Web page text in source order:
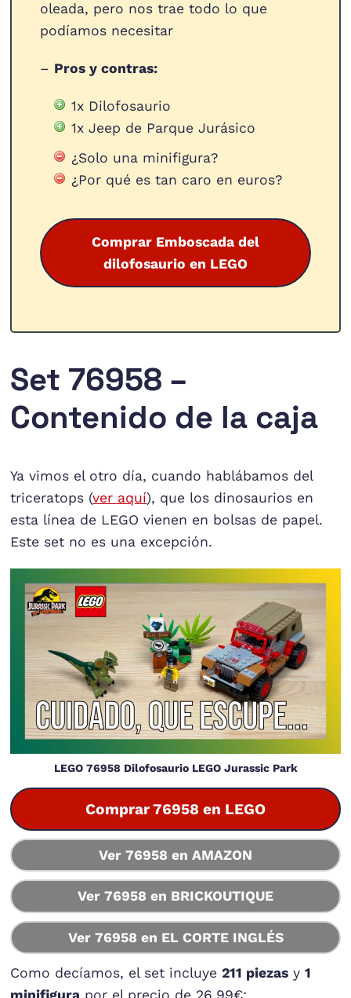
oleada, pero nos trae todo lo que
podíamos necesitar
– Pros y contras:
1x Dilofosaurio
1x Jeep de Parque Jurásico
¿Solo una minifigura?
¿Por qué es tan caro en euros?
Comprar Emboscada del
dilofosaurio en LEGO
Set 76958 –
Contenido de la caja
Ya vimos el otro día, cuando hablábamos del
triceratops (ver aquí), que los dinosaurios en
esta línea de LEGO vienen en bolsas de papel.
Este set no es una excepción.
LEGO 76958 Dilofosaurio LEGO Jurassic Park
Comprar 76958 en LEGO
Ver 76958 en AMAZON
Ver 76958 en BRICKOUTIQUE
Ver 76958 en EL CORTE INGLÉS
Como decíamos, el set incluye211 piezas y1